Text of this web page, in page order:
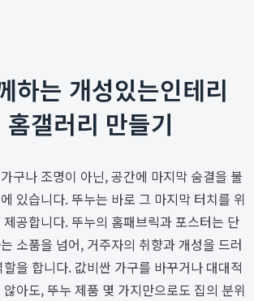
하는 개성있는인테리
갤러리 만들기
구나 조명이 아닌, 공간에 마지막 숨결을 불
있습니다. 뚜누는 바로 그 마지막 터치를 위
공합니다. 뚜누의 홈패브릭과 포스터는 단
소품을 넘어, 거주자의 취향과 개성을 드러
을 합니다. 값비싼 가구를 바꾸거나 대대적
아도, 뚜누 제품 몇 가지만으로도 집의 분위